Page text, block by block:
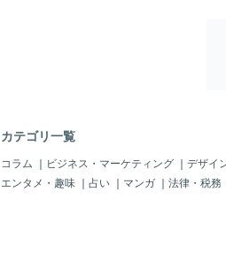
ョコレートだから食事替わりにはなら
多い。だから間食として・・がいいかも
しれない。他にも完全飯はコンビニなど
カテゴリ一覧
コラム ｜ ビジネス・マーケティング ｜ デザイ
エンタメ・趣味 ｜ 占い ｜ マンガ ｜ 法律・税務